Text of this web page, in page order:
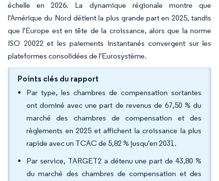
échelle en 2026. La dynamique régionale montre que
l'Amérique du Nord détient la plus grande part en 2025, tandis
que l'Europe est en tête de la croissance, alors que la norme
ISO 20022 et les paiements instantanés convergent sur les
plateformes consolidées de l'Eurosystème.
Points clés du rapport
Par type, les chambres de compensation sortantes
ont dominé avec une part de revenus de 67,50 % du
marché des chambres de compensation et des
règlements en 2025 et affichent la croissance la plus
rapide avec un TCAC de 5,82 % jusqu'en 2031.
Par service, TARGET2 a détenu une part de 43,80 %
du marché des chambres de compensation et des